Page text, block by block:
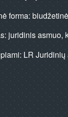
forma:
juridinis asmuo,
LR